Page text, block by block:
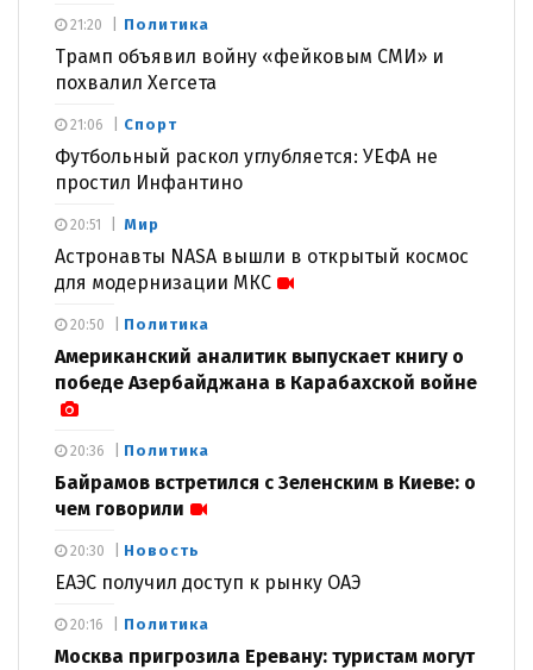
Политика
Трамп объявил войну «фейковым СМИ» и
похвалил Хегсета
21:20
Спорт
Футбольный раскол углубляется: УЕФА не
простил Инфантино
21:06
Мир
Астронавты NASA вышли в открытый космос
для модернизации МКС
20:51
Политика
Американский аналитик выпускает книгу о
победе Азербайджана в Карабахской войне
20:50
Политика
Байрамов встретился с Зеленским в Киеве: о
чем говорили
20:36
Новость
ЕАЭС получил доступ к рынку ОАЭ
20:30
Политика
Москва пригрозила Еревану: туристам могут
20:16